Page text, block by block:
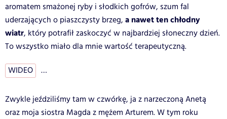
aromatem smażonej ryby i słodkich gofrów, szum fal
uderzających o piaszczysty brzeg, a nawet ten chłodny
wiatr, który potrafił zaskoczyć w najbardziej słoneczny dzień.
To wszystko miało dla mnie wartość terapeutyczną.
WIDEO …
Zwykle jeździliśmy tam w czwórkę, ja z narzeczoną Anetą
oraz moja siostra Magda z mężem Arturem. W tym roku